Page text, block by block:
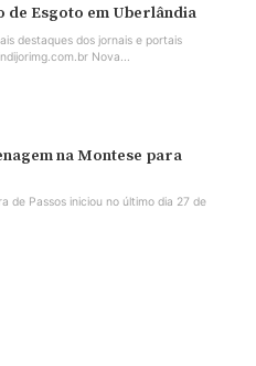
de Esgoto em Uberlândia
destaques dos jornais e portais
Nova...
na Montese para
de Passos iniciou no último dia 27 de